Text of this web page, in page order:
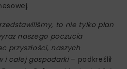
to nie tylko plan
naszego poczucia
przyszłości, naszych
i całej gospodarki– podkreślił